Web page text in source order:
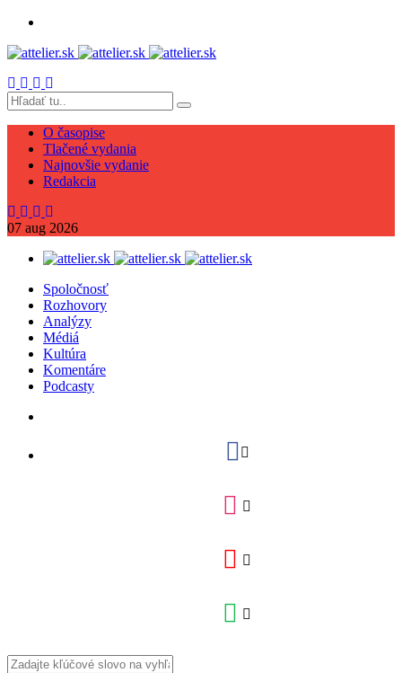
O časopise
Tlačené vydania
Najnovšie vydanie
Redakcia
07 aug 2026
Spoločnosť
Rozhovory
Analýzy
Médiá
Kultúra
Komentáre
Podcasty